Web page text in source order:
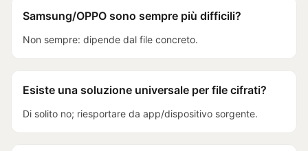
Samsung/OPPO sono sempre più difficili?
Non sempre: dipende dal file concreto.
Esiste una soluzione universale per file cifrati?
Di solito no; riesportare da app/dispositivo sorgente.